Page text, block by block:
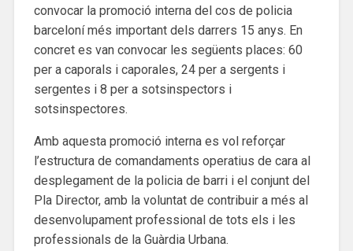
convocar la promoció interna del cos de policia
barceloní més important dels darrers 15 anys. En
concret es van convocar les següents places: 60
per a caporals i caporales, 24 per a sergents i
sergentes i 8 per a sotsinspectors i
sotsinspectores.
Amb aquesta promoció interna es vol reforçar
l’estructura de comandaments operatius de cara al
desplegament de la policia de barri i el conjunt del
Pla Director, amb la voluntat de contribuir a més al
desenvolupament professional de tots els i les
professionals de la Guàrdia Urbana.